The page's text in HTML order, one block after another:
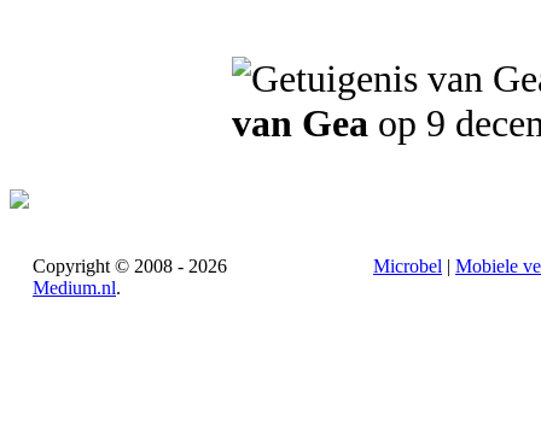
van Gea op 9
Copyright © 2008 - 2026
Medium.nl.
Microbel | Mobiele